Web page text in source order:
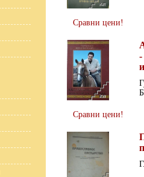
Сравни цени!
-
Сравни цени!